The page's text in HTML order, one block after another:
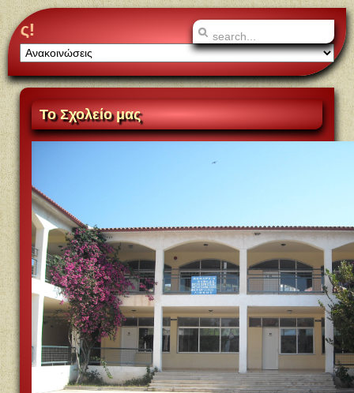
Καλωσορίσατε στο
ΤοΣχολείο μας